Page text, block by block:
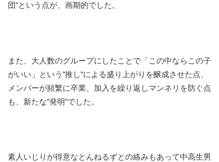
団“という点が、画期的でした。
また、大人数のグループにしたことで「この中ならこの子
がいい」という“推し“による盛り上がりを醸成させた点、
メンバーが頻繁に卒業、加入を繰り返しマンネリを防ぐ点
も、新たな“発明“でした。
素人いじりが得意なとんねるずとの絡みもあって中高生男